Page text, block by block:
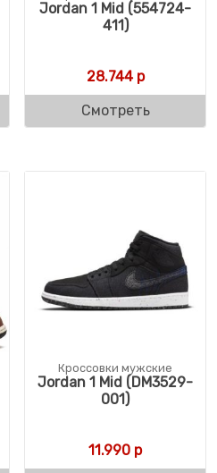
Jordan 1 Mid (554724-
411)
28.744р
Смотреть
Кроссовки мужские
Jordan 1 Mid (DM3529-
001)
11.990 р